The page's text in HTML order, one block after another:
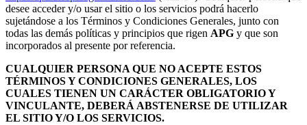
desee acceder y/o usar el sitio o los servicios podrá hacerlo
sujetándose a los Términos y Condiciones Generales, junto con
todas las demás políticas y principios que rigen APG y que son
incorporados al presente por referencia.
CUALQUIER PERSONA QUE NO ACEPTE ESTOS
TÉRMINOS Y CONDICIONES GENERALES, LOS
CUALES TIENEN UN CARÁCTER OBLIGATORIO Y
VINCULANTE, DEBERÁ ABSTENERSE DE UTILIZAR
EL SITIO Y/O LOS SERVICIOS.